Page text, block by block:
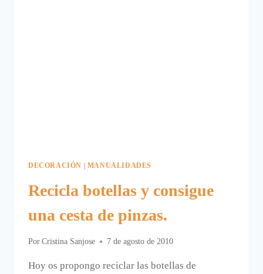
DECORACIÓN | MANUALIDADES
Recicla botellas y consigue
una cesta de pinzas.
Por Cristina Sanjose 7 de agosto de 2010
Hoy os propongo reciclar las botellas de